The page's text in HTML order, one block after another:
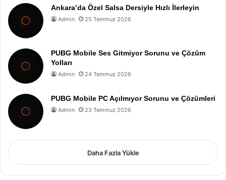
Ankara’da Özel Salsa Dersiyle Hızlı İlerleyin
Admin 25 Temmuz 2026
PUBG Mobile Ses Gitmiyor Sorunu ve Çözüm
Yolları
Admin 24 Temmuz 2026
PUBG Mobile PC Açılmıyor Sorunu ve Çözümleri
Admin 23 Temmuz 2026
Daha Fazla Yükle